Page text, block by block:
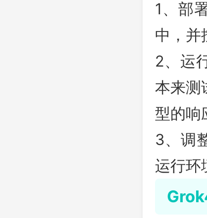
1、部
中，并
2、运
本来测
型的响
3、调
运行环